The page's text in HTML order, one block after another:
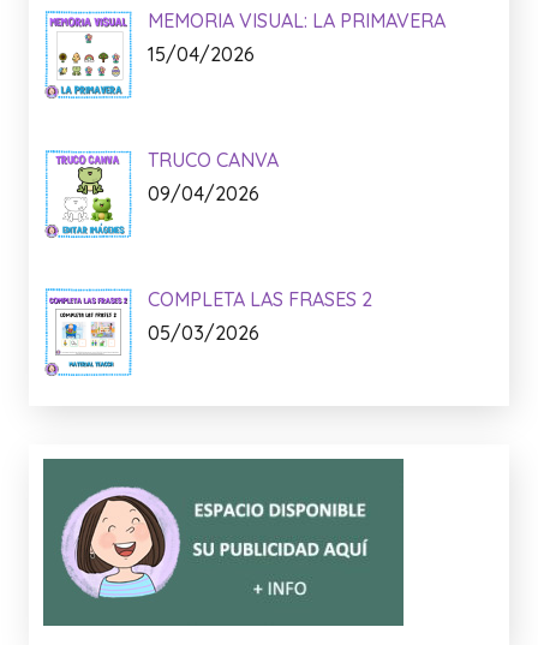
MEMORIA VISUAL: LA PRIMAVERA
15/04/2026
TRUCO CANVA
09/04/2026
COMPLETA LAS FRASES 2
05/03/2026